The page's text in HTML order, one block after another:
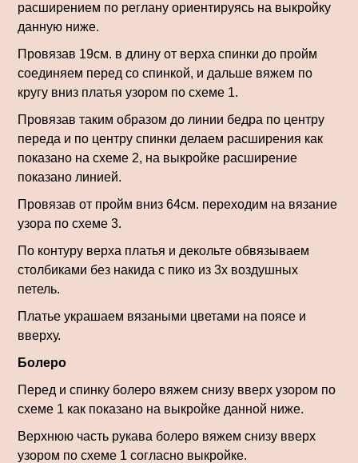
расширением по реглану ориентируясь на выкройку
данную ниже.
Провязав 19см. в длину от верха спинки до пройм
соединяем перед со спинкой, и дальше вяжем по
кругу вниз платья узором по схеме 1.
Провязав таким образом до линии бедра по центру
переда и по центру спинки делаем расширения как
показано на схеме 2, на выкройке расширение
показано линией.
Провязав от пройм вниз 64см. переходим на вязание
узора по схеме 3.
По контуру верха платья и декольте обвязываем
столбиками без накида с пико из 3х воздушных
петель.
Платье украшаем вязаными цветами на поясе и
вверху.
Болеро
Перед и спинку болеро вяжем снизу вверх узором по
схеме 1 как показано на выкройке данной ниже.
Верхнюю часть рукава болеро вяжем снизу вверх
узором по схеме 1 согласно выкройке.